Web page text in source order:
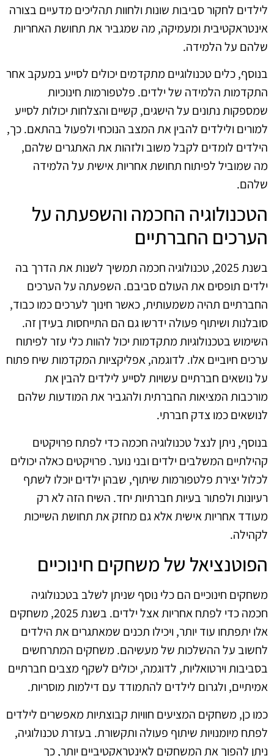
לילדים לחקור סביבות שונות ולחוות תהליכים מדעיים בצורה
אינטראקטיבית ומעמיקה, מה שמגביר את תחושת האחריות
שלהם על הלמידה.
בנוסף, כלים טכנולוגיים מתקדמים יכולים לסייע במעקב אחר
התקדמות הלמידה של ילדים. פלטפורמות חינוכיות
שמספקות נתונים על הישגים, קשיים והצלחות יכולות לסייע
למורים ולילדים להבין את המצב הנוכחי ולפעול בהתאם. כך,
הילדים לומדים לקבל משוב ולזהות את האתגרים שלהם,
מה שמוביל לפיתוח תחושת אחריות אישית על הלמידה
שלהם.
הטכנולוגיה החכמה והשפעתה על
הערכים החברתיים
בשנת 2025, טכנולוגיה חכמה תמשיך לשנות את הדרך בה
ילדים תופסים את העולם סביבם. השפעתה על הערכים
החברתיים תהיה משמעותית, כאשר חינוך לערכים כמו כבוד,
סובלנות ושיתוף פעולה ידרשו גם הם התייחסות בעידן זה.
השימוש בטכנולוגיות מתקדמות יכול להוות כלי עזר לפיתוח
ערכים חיוביים אלו. לדוגמה, אפליקציות המקדמות שיח פתוח
על נושאים חברתיים עשויות לסייע לילדים להבין את
מורכבות המציאות החברתית ולהגביר את המודעות שלהם
לנושאים כמו צדק חברתי.
בנוסף, ניתן לנצל טכנולוגיה חכמה כדי לפתח פרויקטים
קהילתיים המשלבים ילדים ובני נוער. פרויקטים כאלה יכולים
לכלול יצירת פלטפורמות שיתוף, שבהן ילדים יוכלו לשתף
רעיונות ולפתור בעיות חברתיות יחד. השיח הזה לא רק
מעודד אחריות אישית אלא גם מחזק את תחושת השייכות
לקהילה.
הפוטנציאל של משחקים חינוכיים
משחקים חינוכיים הם כלי נוסף שניתן לשלב בטכנולוגיה
חכמה כדי לפתח אחריות אצל ילדים. בשנת 2025, משחקים
אלו יתפתחו עוד יותר, ויכילו תכנים שמאתגרים את הילדים
לחשוב על ההשלכות של מעשיהם. משחקים המתרחשים
בסביבות וירטואליות, לדוגמה, יכולים לשקף מצבים חברתיים
אמיתיים, ולגרום לילדים להתמודד עם דילמות מוסריות.
כמו כן, משחקים המציעים חוויות קבוצתיות מאפשרים לילדים
לפתח מיומנויות שיתוף פעולה ותקשורת. בעזרת טכנולוגיה,
ניתן להפוך את המשחקים לאינטראקטיביים יותר, כך